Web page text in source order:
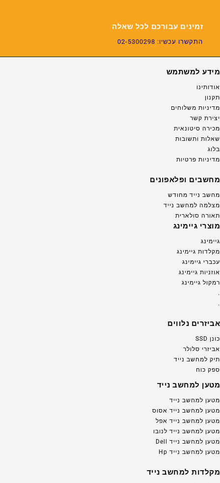
זמינים עבורכם לכל שאלה
התקשרו עכשיו: 02-5300298
מידע למשתמש
אודותינו
תקנון
מדיניות משלוחים
יצירת קשר
מכירה סיטונאית
שאלות ותשובות
בלוג
מדיניות פרטיות
מחשבים ופלאפונים
מחשב נייד מחודש
מצלמה למחשב נייד
תאורה סולארית
מוצרי גיימינג
גיימינג
מקלדות גיימינג
עכברי גיימינג
אוזניות גיימינג
רמקול גיימינג
.
.
אביזרים נלווים
כונן SSD
אביזרי סלולר
תיק למחשב נייד
ספק כוח
מטען למחשב נייד
מטען למחשב נייד
מטען למחשב נייד אסוס
מטען למחשב נייד אפל
מטען למחשב נייד לנובו
מטען למחשב נייד Dell
מטען למחשב נייד Hp
מקלדות למחשב נייד